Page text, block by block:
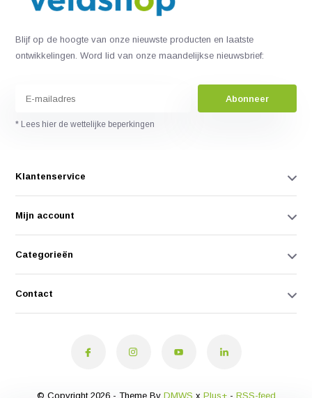
Blijf op de hoogte van onze nieuwste producten en laatste
ontwikkelingen. Word lid van onze maandelijkse nieuwsbrief:
Abonneer
* Lees hier de wettelijke beperkingen
Klantenservice
Mijn account
Categorieën
Contact
© Copyright 2026 - Theme By DMWS x Plus+- RSS-feed